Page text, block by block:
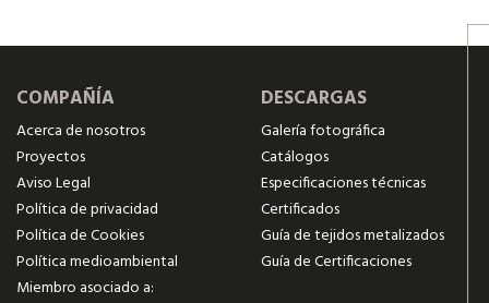
COMPAÑÍA
Acerca de nosotros
Proyectos
Aviso Legal
Política de privacidad
Política de Cookies
Política medioambiental
Miembro asociado a:
DESCARGAS
Galería fotográfica
Catálogos
Especificaciones técnicas
Certificados
Guía de tejidos metalizados
Guía de Certificaciones